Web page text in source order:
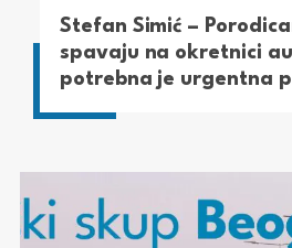
Stefan Simić –
spavaju na okretnici
potrebna je urgentna